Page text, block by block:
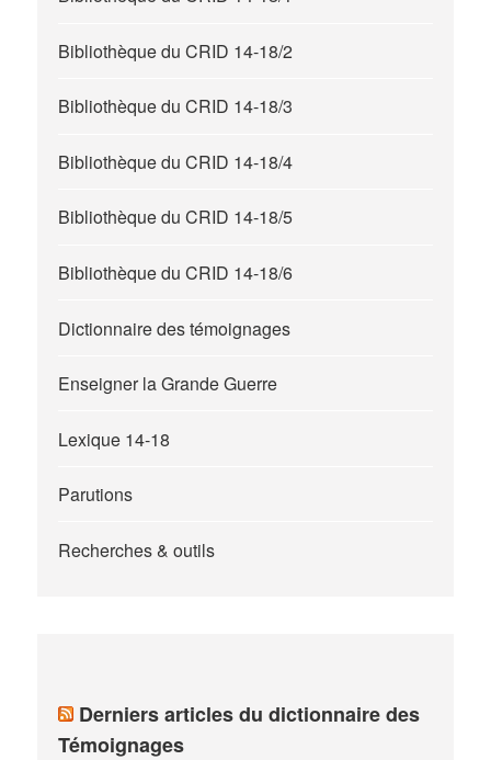
Bibliothèque du CRID 14-18/2
Bibliothèque du CRID 14-18/3
Bibliothèque du CRID 14-18/4
Bibliothèque du CRID 14-18/5
Bibliothèque du CRID 14-18/6
Dictionnaire des témoignages
Enseigner la Grande Guerre
Lexique 14-18
Parutions
Recherches & outils
Derniers articles du dictionnaire des
Témoignages